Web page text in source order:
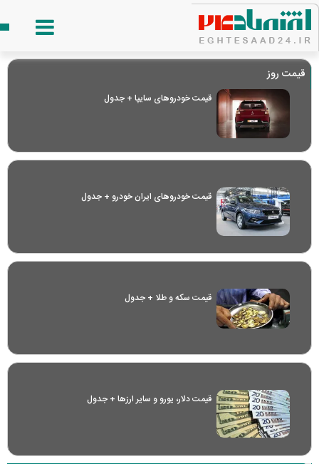
قیمت روز
قیمت خودرو‌های سایپا + جدول
قیمت خودرو‌های ایران خودرو + جدول
قیمت سکه و طلا + جدول
قیمت دلار، یورو و سایر ارز‌ها + جدول